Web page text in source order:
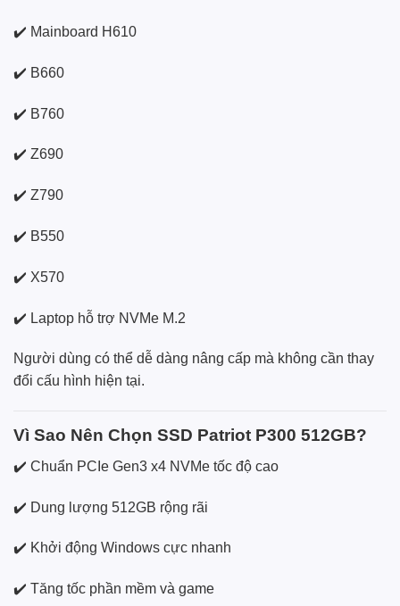
✔️ Mainboard H610
✔️ B660
✔️ B760
✔️ Z690
✔️ Z790
✔️ B550
✔️ X570
✔️ Laptop hỗ trợ NVMe M.2
Người dùng có thể dễ dàng nâng cấp mà không cần thay
đổi cấu hình hiện tại.
Vì Sao Nên Chọn SSD Patriot P300 512GB?
✔️ Chuẩn PCIe Gen3 x4 NVMe tốc độ cao
✔️ Dung lượng 512GB rộng rãi
✔️ Khởi động Windows cực nhanh
✔️ Tăng tốc phần mềm và game